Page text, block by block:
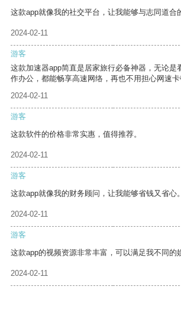
这款app就像我的社交平台，让我能够与志同道合
2024-02-11
游客
这款加速器app简直是居家旅行必备神器，无论是
作办公，都能畅享高速网络，再也不用担心网速卡
2024-02-11
游客
这款软件的价格非常实惠，值得推荐。
2024-02-11
游客
这款app就像我的财务顾问，让我能够省钱又省心。
2024-02-11
游客
这款app的视频资源非常丰富，可以满足我不同的
2024-02-11